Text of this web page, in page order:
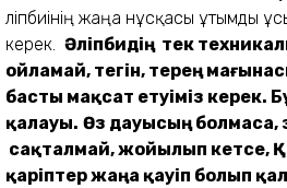
әліпбиінің жаңа нұсқасы ұтымды
керек. Әліпбидің тек
ойламай, тегін, терең
басты мақсат етуіміз керек.
қалауы. Өз дауысың болмаса,
сақталмай, жойылып кетсе,
қаріптер жаңа қауіп болып